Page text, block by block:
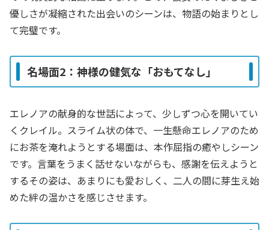
優しさが凝縮された出会いのシーンは、物語の始まりとし
て完璧です。
名場面2：神様の健気な「おもてなし」
エレノアの献身的な世話によって、少しずつ心を開いてい
くクレイル。スライム状の体で、一生懸命エレノアのため
にお茶を淹れようとする場面は、本作屈指の癒やしシーン
です。言葉をうまく話せないながらも、感謝を伝えようと
するその姿は、あまりにも愛おしく、二人の間に芽生え始
めた絆の温かさを感じさせます。